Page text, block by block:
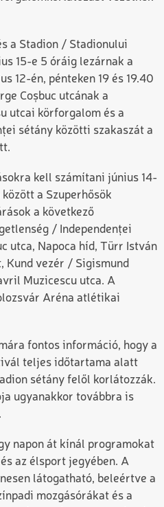
a Stadion / Stadionului
15-e 5 óráig lezárnak a
12-én, pénteken 19 és 19.40
Coșbuc utcának a
utcai körforgalom és a
sétány közötti szakaszát a
kell számítani június 14-
között a Szuperhősök
a következő
/ Independenței
utca, Napoca híd, Türr István
Kund vezér / Sigismund
Muzicescu utca. A
Aréna atlétikai
fontos információ, hogy a
teljes időtartama alatt
sétány felől korlátozzák.
ugyanakkor továbbra is
napon át kínál programokat
az élsport jegyében. A
látogatható, beleértve a
mozgásórákat és a